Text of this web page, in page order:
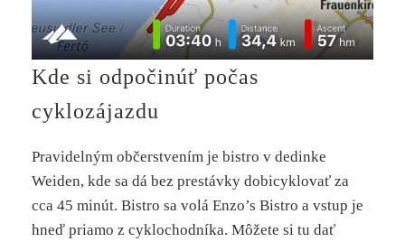
Kde si odpočinúť počas
cyklozájazdu
Pravidelným občerstvením je bistro v dedinke
Weiden, kde sa dá bez prestávky dobicyklovať za
cca 45 minút. Bistro sa volá Enzo’s Bistro a vstup je
hneď priamo z cyklochodníka. Môžete si tu dať